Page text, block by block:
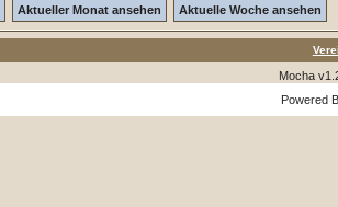
Aktueller Monat ansehen Aktuelle Woche ansehen
Mocha
Powered